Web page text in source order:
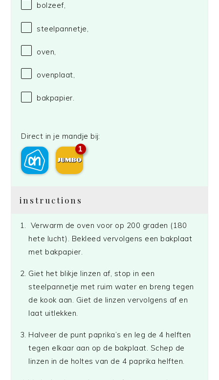
bolzeef,
steelpannetje,
oven,
ovenplaat,
bakpapier.
Direct in je mandje bij:
1
instructions
Verwarm de oven voor op 200 graden (180
hete lucht). Bekleed vervolgens een bakplaat
met bakpapier.
Giet het blikje linzen af, stop in een
steelpannetje met ruim water en breng tegen
de kook aan. Giet de linzen vervolgens af en
laat uitlekken.
Halveer de punt paprika’s en leg de 4 helften
tegen elkaar aan op de bakplaat. Schep de
linzen in de holtes van de 4 paprika helften.